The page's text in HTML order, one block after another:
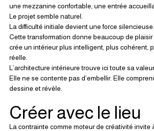
une mezzanine confortable, une entrée
Le projet semble naturel.
La difficulté initiale devient une force silencieuse.
Cette transformation donne beaucoup de plaisir
crée un intérieur plus intelligent, plus cohérent,
réelle.
L’architecture intérieure trouve ici toute sa
Elle ne se contente pas d’embellir. Elle
dessine et révèle.
Créer avec le lieu
La contrainte comme moteur de créativité invite